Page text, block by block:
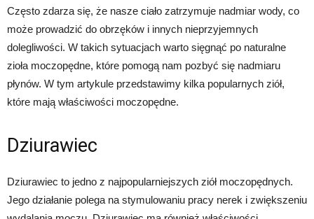
Często zdarza się, że nasze ciało zatrzymuje nadmiar wody, co
może prowadzić do obrzęków i innych nieprzyjemnych
dolegliwości. W takich sytuacjach warto sięgnąć po naturalne
zioła moczopędne, które pomogą nam pozbyć się nadmiaru
płynów. W tym artykule przedstawimy kilka popularnych ziół,
które mają właściwości moczopędne.
Dziurawiec
Dziurawiec to jedno z najpopularniejszych ziół moczopędnych.
Jego działanie polega na stymulowaniu pracy nerek i zwiększeniu